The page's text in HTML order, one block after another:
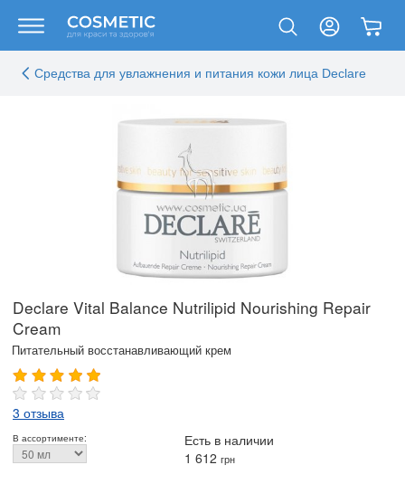
Средства для увлажнения и питания кожи лица Declare
Declare Vital Balance Nutrilipid Nourishing Repair
Cream
Питательный восстанавливающий крем
3 отзыва
В ассортименте:
Есть в наличии
1 612 грн